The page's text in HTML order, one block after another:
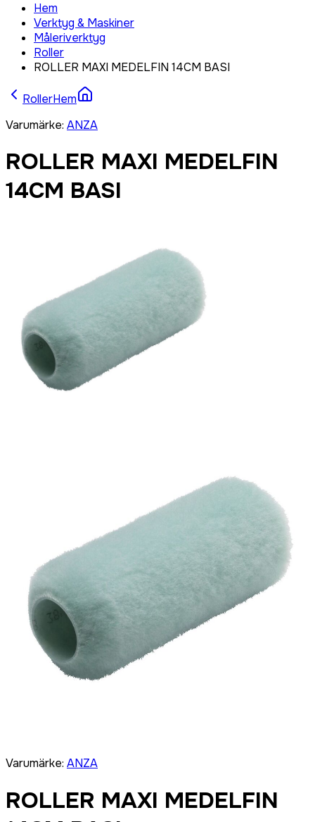
Hem
Verktyg & Maskiner
Måleriverktyg
Roller
ROLLER MAXI MEDELFIN 14CM BASI
RollerHem
Varumärke: ANZA
ROLLER MAXI MEDELFIN
14CM BASI
Varumärke: ANZA
ROLLER MAXI MEDELFIN